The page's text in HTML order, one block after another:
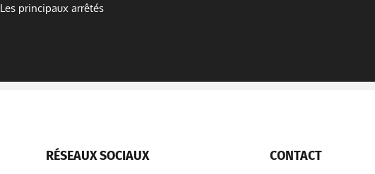
Les principaux arrêtés
RÉSEAUX SOCIAUX CONTACT